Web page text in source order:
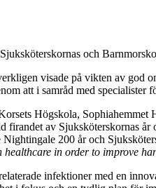
och
visade på vikten av god
att i samråd med
Högskola,
firandet av Sjuksköterskornas
200 år och
in order to improve
infektioner med en